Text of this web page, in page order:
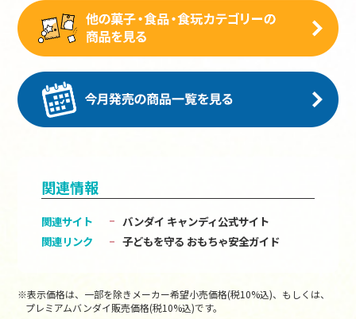
関連情報
関連サイト
バンダイ キャンディ公式サイト
関連リンク
子どもを守る おもちゃ安全ガイド
※表示価格は、一部を除きメーカー希望小売価格(税10%込)、もしくは、
プレミアムバンダイ販売価格(税10%込)です。